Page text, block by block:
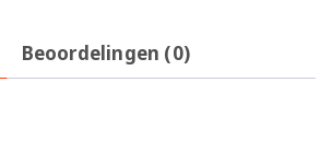
Beoordelingen (0)